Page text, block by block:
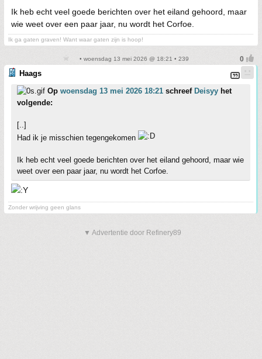
Ik heb echt veel goede berichten over het eiland gehoord, maar
wie weet over een paar jaar, nu wordt het Corfoe.
Ik ga gaten graven! Want waar gaten zijn is hoop!
• woensdag 13 mei 2026 @ 18:21 • 239
Haags
Op woensdag 13 mei 2026 18:21 schreef Deisyy het
volgende:
[..]
Had ik je misschien tegengekomen
Ik heb echt veel goede berichten over het eiland gehoord, maar wie
weet over een paar jaar, nu wordt het Corfoe.
Zonder wrijving geen glans
▼ Advertentie door Refinery89